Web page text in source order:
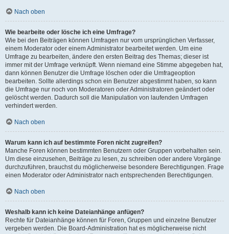
Nach oben
Wie bearbeite oder lösche ich eine Umfrage?
Wie bei den Beiträgen können Umfragen nur vom ursprünglichen Verfasser,
einem Moderator oder einem Administrator bearbeitet werden. Um eine
Umfrage zu bearbeiten, ändere den ersten Beitrag des Themas; dieser ist
immer mit der Umfrage verknüpft. Wenn niemand eine Stimme abgegeben hat,
dann können Benutzer die Umfrage löschen oder die Umfrageoption
bearbeiten. Sollte allerdings schon ein Benutzer abgestimmt haben, so kann
die Umfrage nur noch von Moderatoren oder Administratoren geändert oder
gelöscht werden. Dadurch soll die Manipulation von laufenden Umfragen
verhindert werden.
Nach oben
Warum kann ich auf bestimmte Foren nicht zugreifen?
Manche Foren können bestimmten Benutzern oder Gruppen vorbehalten sein.
Um diese einzusehen, Beiträge zu lesen, zu schreiben oder andere Vorgänge
durchzuführen, brauchst du möglicherweise besondere Berechtigungen. Frage
einen Moderator oder Administrator nach entsprechenden Berechtigungen.
Nach oben
Weshalb kann ich keine Dateianhänge anfügen?
Rechte für Dateianhänge können für Foren, Gruppen und einzelne Benutzer
vergeben werden. Die Board-Administration hat es möglicherweise nicht